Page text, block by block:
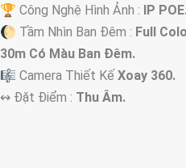
🏆 Công Nghệ Hình Ảnh : IP
🌔 Tầm Nhìn Ban Đêm : Full
30m Có Màu Ban Ðêm.
🎼️ Camera Thiết Kế Xoay 360.
️↭ Đặt Điểm : Thu Âm.